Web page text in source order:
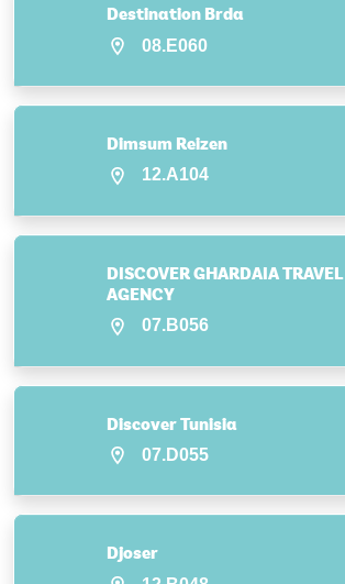
Destination Brda
08.E060
Dimsum Reizen
12.A104
DISCOVER GHARDAIA TRAVEL
AGENCY
07.B056
Discover Tunisia
07.D055
Djoser